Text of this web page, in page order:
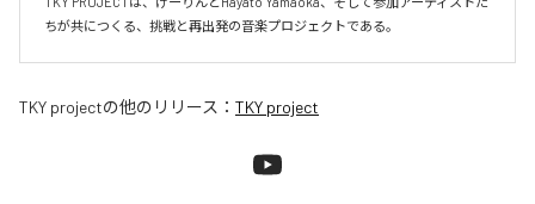
ちが共につくる、挑戦と再出発の音楽プロジェクトである。
TKY projectの他のリリース： TKY project